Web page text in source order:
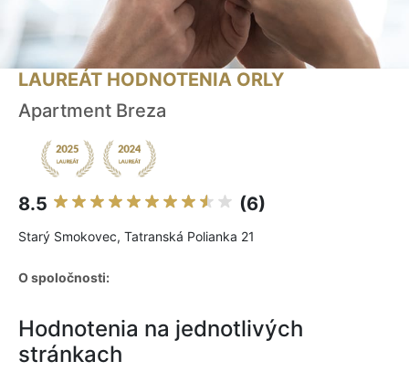
LAUREÁT HODNOTENIA ORLY
Apartment Breza
8.5 (6)
Starý Smokovec, Tatranská Polianka 21
O spoločnosti:
Hodnotenia na jednotlivých
stránkach